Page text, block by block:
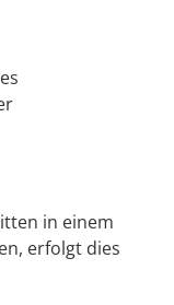
in einem
erfolgt dies